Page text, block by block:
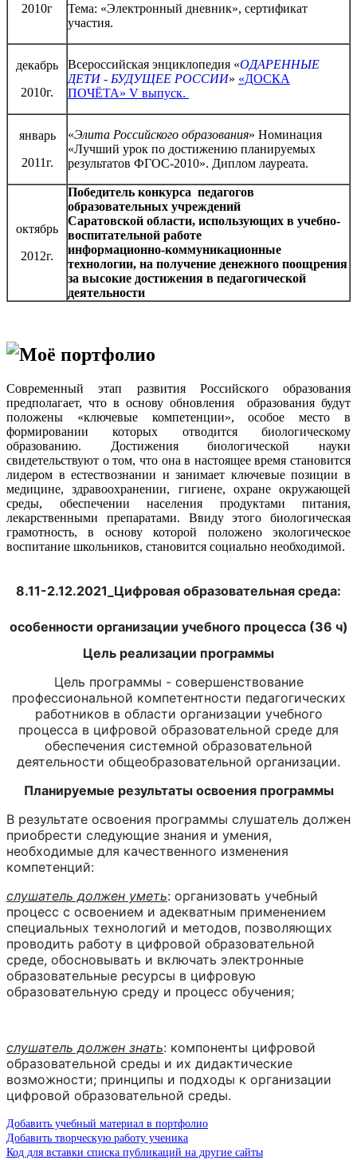
2010г
Тема: «Электронный дневник», сертификат
участия.
декабрь
2010г.
Всероссийская энциклопедия «ОДАРЕННЫЕ
ДЕТИ - БУДУЩЕЕ РОССИИ» «ДОСКА
ПОЧЁТА» V выпуск.
январь
2011г.
«Элита Российского образования» Номинация
«Лучший урок по достижению планируемых
результатов ФГОС-2010». Диплом лауреата.
октябрь
2012г.
Победитель конкурса педагогов
образовательных учреждений
Саратовской области, использующих в учебно-
воспитательной работе
информационно-коммуникационные
технологии, на получение денежного поощрения
за высокие достижения в педагогической
деятельности
Моё портфолио
Современный этап развития Российского образования
предполагает, что в основу обновления образования будут
положены «ключевые компетенции», особое место в
формировании которых отводится биологическому
образованию. Достижения биологической науки
свидетельствуют о том, что она в настоящее время становится
лидером в естествозна­нии и занимает ключевые позиции в
медицине, здравоохране­нии, гигиене, охране окружающей
среды, обеспечении населе­ния продуктами питания,
лекарственными препаратами. Ввиду этого биологическая
грамотность, в основу которой положено экологическое
воспитание школьников, становится социально необ­ходимой.
8.11-2.12.2021_Цифровая образовательная среда:
особенности организации учебного процесса (36 ч)
Цель реализации программы
Цель программы - совершенствование
профессиональной компетентности педагогических
работников в области организации учебного
процесса в цифровой образовательной среде для
обеспечения системной образовательной
деятельности общеобразовательной организации.
Планируемые результаты освоения программы
В результате освоения программы слушатель должен
приобрести следующие знания и умения,
необходимые для качественного изменения
компетенций:
слушатель должен уметь: организовать учебный
процесс с освоением и адекватным применением
специальных технологий и методов, позволяющих
проводить работу в цифровой образовательной
среде, обосновывать и включать электронные
образовательные ресурсы в цифровую
образовательную среду и процесс обучения;
слушатель должен знать: компоненты цифровой
образовательной среды и их дидактические
возможности; принципы и подходы к организации
цифровой образовательной среды.
Добавить учебный материал в портфолио
Добавить творческую работу ученика
Код для вставки списка публикаций на другие сайты